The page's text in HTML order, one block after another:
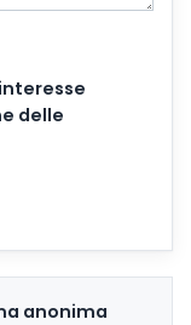
delle
anonima